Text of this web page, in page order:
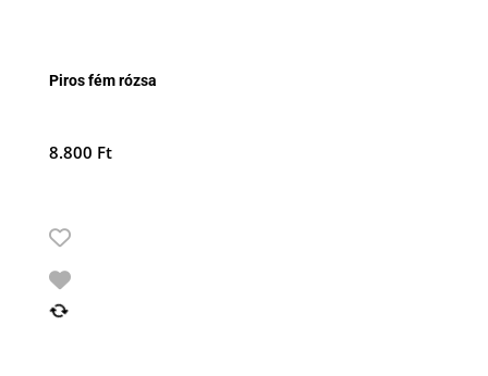
Piros fém rózsa
8.800 Ft